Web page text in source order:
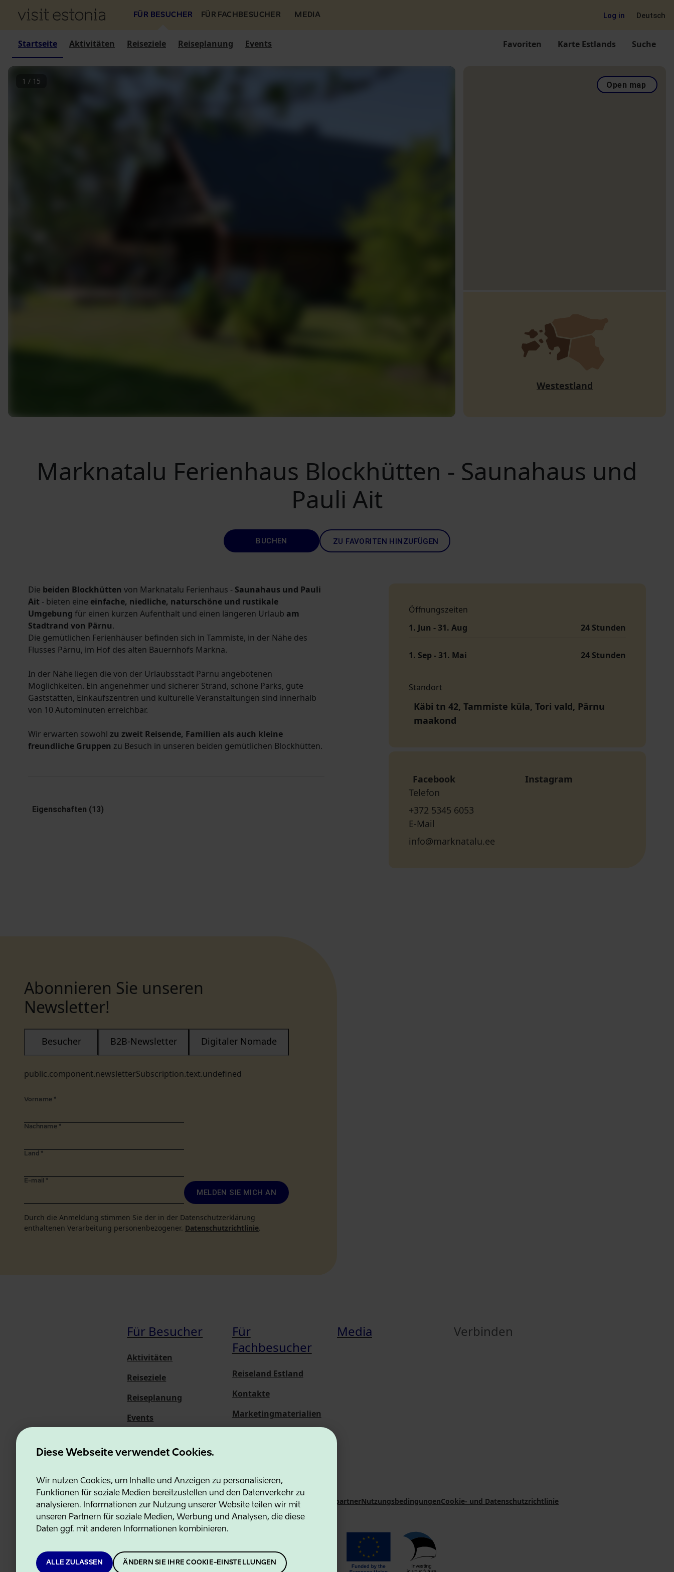
Diese Webseite verwendet Cookies.
Wir nutzen Cookies, um Inhalte und Anzeigen zu personalisieren,
Funktionen für soziale Medien bereitzustellen und den Datenverkehr zu
analysieren. Informationen zur Nutzung unserer Website teilen wir mit
unseren Partnern für soziale Medien, Werbung und Analysen, die diese
Daten ggf. mit anderen Informationen kombinieren.
ALLE ZULASSEN ÄNDERN SIE IHRE COOKIE-EINSTELLUNGEN
FÜR BESUCHER FÜR FACHBESUCHER MEDIA Log in Deutsch
Startseite Aktivitäten Reiseziele Reiseplanung Events Favoriten Karte Estlands Suche
1 / 15 Open map
Westestland
Marknatalu Ferienhaus Blockhütten - Saunahaus und
Pauli Ait
BUCHEN ZU FAVORITEN HINZUFÜGEN
Die beiden Blockhütten von Marknatalu Ferienhaus - Saunahaus und Pauli
Ait - bieten eine einfache, niedliche, naturschöne und rustikale
Umgebung für einen kurzen Aufenthalt und einen längeren Urlaub am
Stadtrand von Pärnu.
Die gemütlichen Ferienhäuser befinden sich in Tammiste, in der Nähe des
Flusses Pärnu, im Hof ​​des alten Bauernhofs Markna.
In der Nähe liegen die von der Urlaubsstadt Pärnu angebotenen
Möglichkeiten. Ein angenehmer und sicherer Strand, schöne Parks, gute
Gaststätten, Einkaufszentren und kulturelle Veranstaltungen sind innerhalb
von 10 Autominuten erreichbar.
Wir erwarten sowohl zu zweit Reisende, Familien als auch kleine
freundliche Gruppen zu Besuch in unseren beiden gemütlichen Blockhütten.
Eigenschaften (13)
Öffnungszeiten
1. Jun - 31. Aug
24 Stunden
1. Sep - 31. Mai 24 Stunden
Standort
Käbi tn 42, Tammiste küla, Tori vald, Pärnu
maakond
Facebook
Instagram
Telefon
+372 5345 6053
E-Mail
info@marknatalu.ee
Abonnieren Sie unseren
Newsletter!
public.component.newsletterSubscription.text.undefined
Besucher B2B-Newsletter Digitaler Nomade
Vorname *
Nachname *
Land *
E-mail *
MELDEN SIE MICH AN
Durch die Anmeldung stimmen Sie der in der Datenschutzerklärung
enthaltenen Verarbeitung personenbezogener. Datenschutzrichtlinie.
Für Besucher
Aktivitäten
Reiseziele
Reiseplanung
Events
Für
Fachbesucher
Reiseland Estland
Kontakte
Marketingmaterialien
Media Verbinden
Estonian Business and Innovation AgencyKontakte KooperationspartnerNutzungsbedingungenCookie- und Datenschutzrichtlinie